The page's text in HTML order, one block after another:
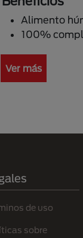
Alimento
100%
Ver más
de uso
sobre